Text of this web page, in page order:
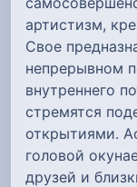
артистизм,
Свое
непрерывном
внутреннего
стремятся
открытиями.
головой
друзей и